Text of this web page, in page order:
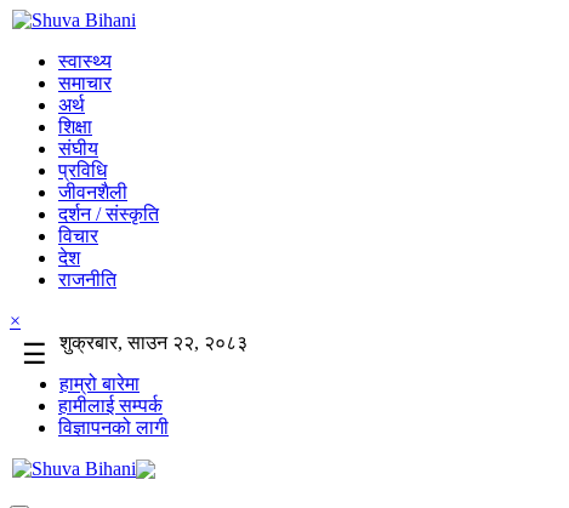
स्वास्थ्य
समाचार
अर्थ
शिक्षा
संघीय
प्रविधि
जीवनशैली
दर्शन / संस्कृति
विचार
देश
राजनीति
×
☰
शुक्रबार, साउन २२, २०८३
हाम्रो बारेमा
हामीलाई सम्पर्क
विज्ञापनको लागी